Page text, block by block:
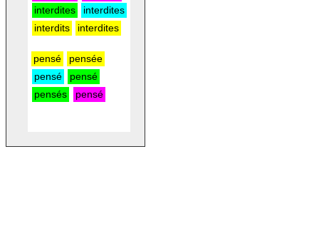
interdites
interdites
interdits
interdites
pensé
pensée
pensé
pensé
pensés
pensé